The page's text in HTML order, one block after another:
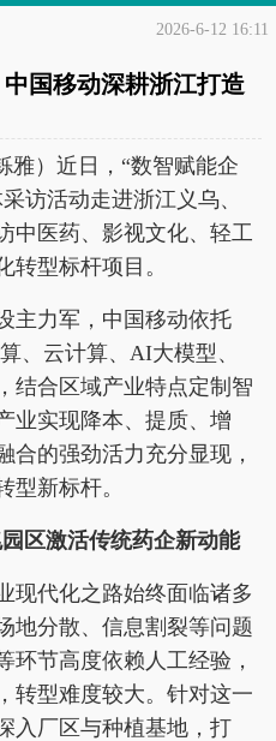
2026-6-12 16:11
国移动深耕浙江打造
雅）近日，“数智赋能企
访活动走进浙江义乌、
中医药、影视文化、轻工
转型标杆项目。
主力军，中国移动依托
、云计算、AI大模型、
结合区域产业特点定制智
业实现降本、提质、增
合的强劲活力充分显现，
型新标杆。
区激活传统药企新动能
现代化之路始终面临诸多
地分散、信息割裂等问题
环节高度依赖人工经验，
转型难度较大。针对这一
入厂区与种植基地，打